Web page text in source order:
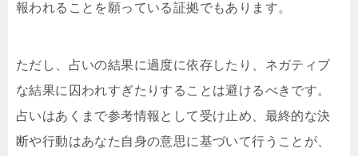
報われることを願っている証拠でもあります。
ただし、占いの結果に過度に依存したり、ネガティブ
な結果に囚われすぎたりすることは避けるべきです。
占いはあくまで参考情報として受け止め、最終的な決
断や行動はあなた自身の意思に基づいて行うことが、